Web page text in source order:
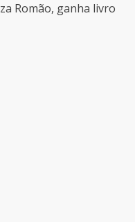
Romão, ganha livro